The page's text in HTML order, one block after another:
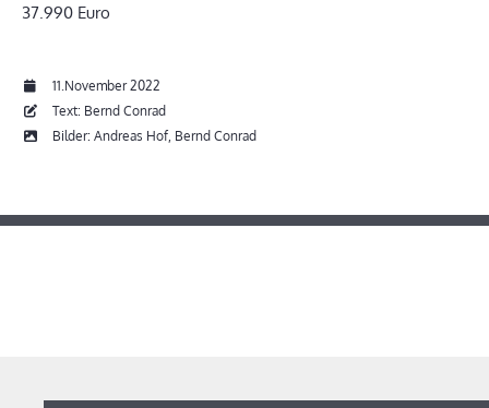
37.990 Euro
11.November 2022
Text: Bernd Conrad
Bilder: Andreas Hof, Bernd Conrad